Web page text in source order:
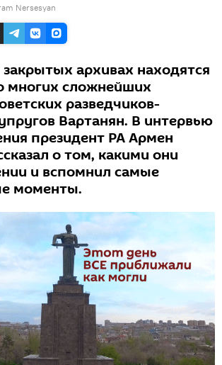
Nersesyan
архивах находятся
многих сложнейших
разведчиков-
Вартанян. В интервью
президент РА Армен
о том, какими они
и вспомнил самые
моменты.